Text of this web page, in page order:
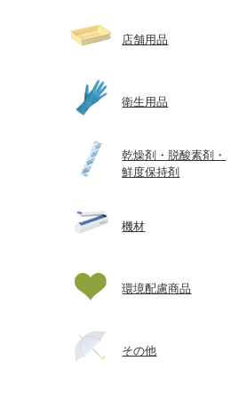
店舗用品
衛生用品
乾燥剤・脱酸素剤・
鮮度保持剤
機材
環境配慮商品
その他